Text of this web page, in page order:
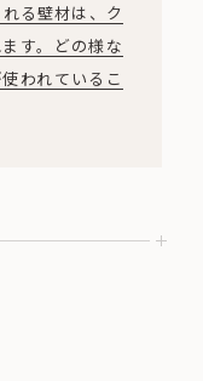
る壁材は、ク
す。どの様な
われているこ